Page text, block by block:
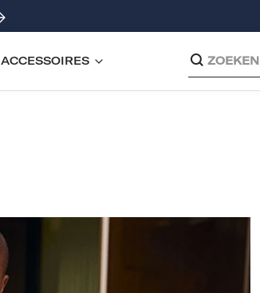
ACCESSOIRES ZOEKEN